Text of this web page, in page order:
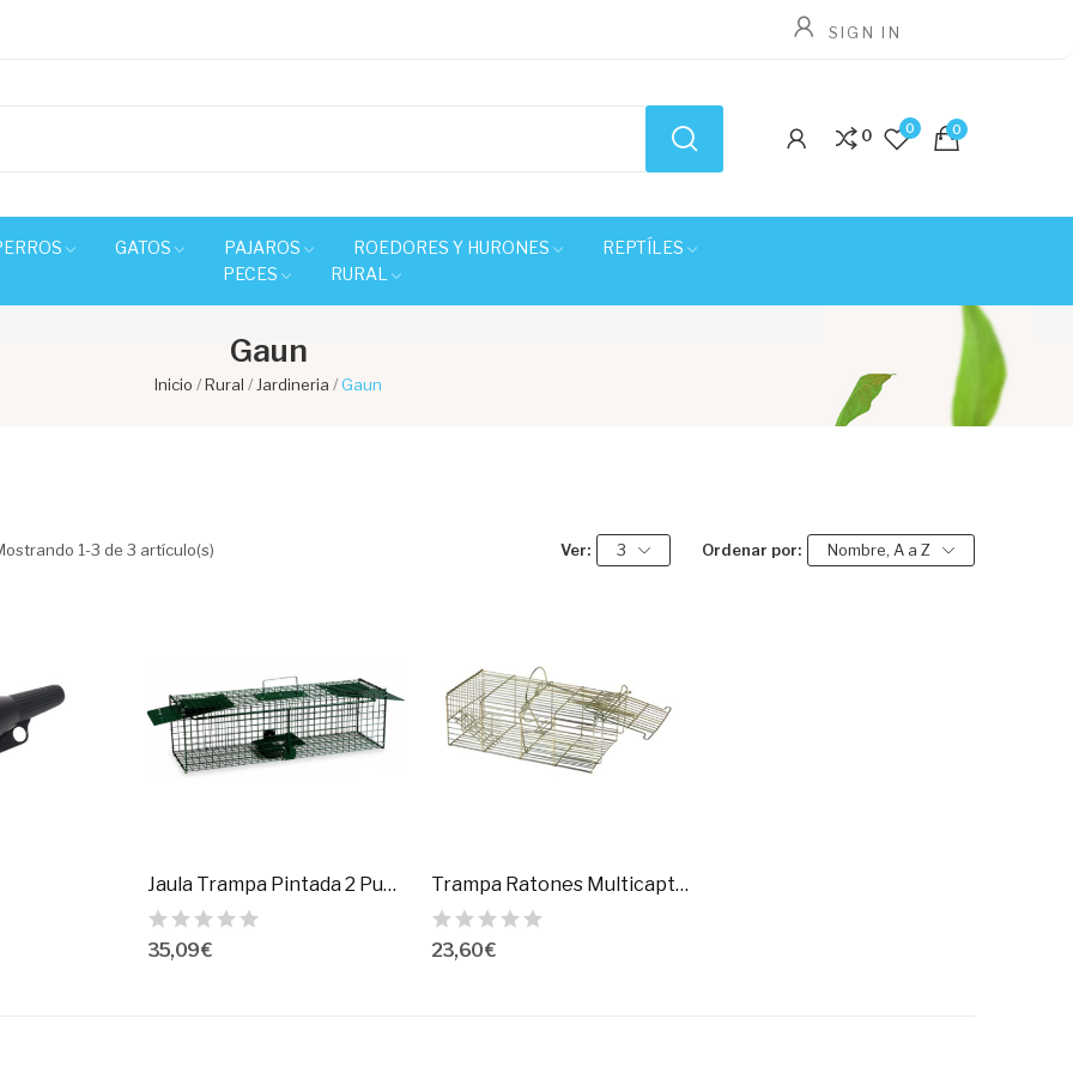
SIGN IN
0 0 0
GATOS PAJAROS ROEDORES Y HURONES
REPTÍLES
PECES
RURAL
Gaun
Inicio Rural Jardineria Gaun
1-3 de 3 artículo(s) Ver: 3 Ordenar por: Nombre, A a Z
Jaula Trampa Pintada 2 Puertas-P
35,09 €
Trampa Ratones Multicaptura
23,60 €